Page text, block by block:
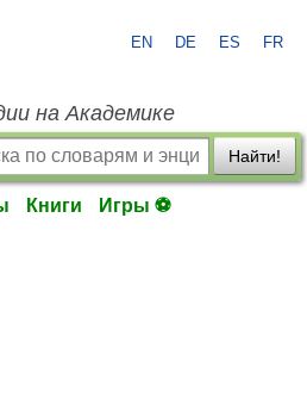
EN DE ES FR
на Академике
Найти!
Книги Игры ⚽